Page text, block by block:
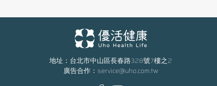
地址：台北市中山區長春路328號7樓之2
廣告合作： service@uho.com.tw